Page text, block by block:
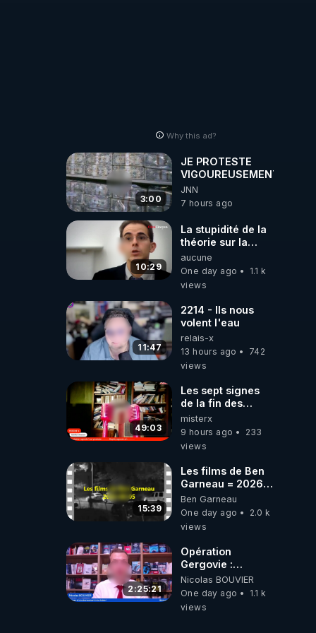
Why this ad?
3:00
JE PROTESTE
VIGOUREUSEMENT
JNN
7 hours ago
10:29
La stupidité de la
théorie sur la
responsabilité de
l’homme
concernant le
carbone.
aucune
One day ago
1.1 k
views
11:47
2214 - Ils nous
volent l'eau
relais-x
13 hours ago
742
views
49:03
Les sept signes
de la fin des
temps selon
l’intervenant
misterx
9 hours ago
233
views
15:39
Les films de Ben
Garneau = 2026-
08-05
Ben Garneau
One day ago
2.0 k
views
2:25:21
Opération
Gergovie :
‪@38resistancegauloise‬
‪@MarionSigautOfficiel‬
‪@gladysriifard5710‬
Nicolas BOUVIER
One day ago
1.1 k
views